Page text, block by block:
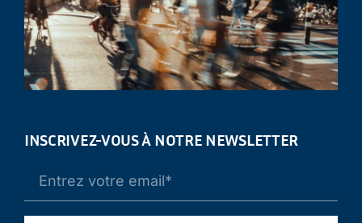
INSCRIVEZ-VOUS À NOTRE NEWSLETTER